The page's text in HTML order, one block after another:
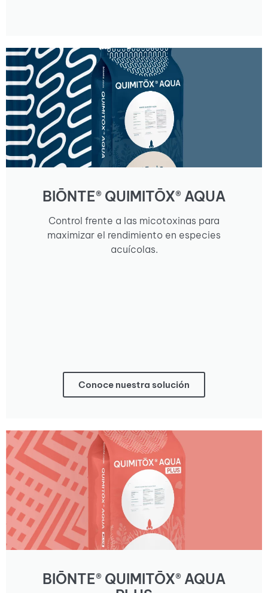
BIŌNTE® QUIMITŌX® AQUA
Control frente a las micotoxinas para
maximizar el rendimiento en especies
acuícolas.
Conoce nuestra solución
BIŌNTE® QUIMITŌX® AQUA